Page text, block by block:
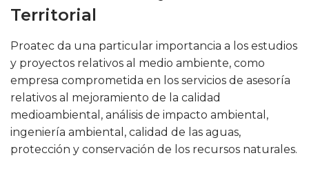
Territorial
Proatec da una particular importancia a los estudios
y proyectos relativos al medio ambiente, como
empresa comprometida en los servicios de asesoría
relativos al mejoramiento de la calidad
medioambiental, análisis de impacto ambiental,
ingeniería ambiental, calidad de las aguas,
protección y conservación de los recursos naturales.